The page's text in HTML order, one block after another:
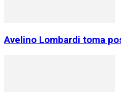
Avelino Lombardi toma